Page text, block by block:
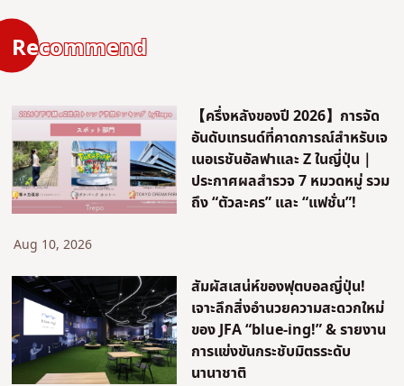
Recommend
【ครึ่งหลังของปี 2026】การจัด
อันดับเทรนด์ที่คาดการณ์สำหรับเจ
เนอเรชันอัลฟาและ Z ในญี่ปุ่น｜
ประกาศผลสำรวจ 7 หมวดหมู่ รวม
ถึง “ตัวละคร” และ “แฟชั่น”!
Aug 10, 2026
สัมผัสเสน่ห์ของฟุตบอลญี่ปุ่น!
เจาะลึกสิ่งอำนวยความสะดวกใหม่
ของ JFA “blue-ing!” & รายงาน
การแข่งขันกระชับมิตรระดับ
นานาชาติ